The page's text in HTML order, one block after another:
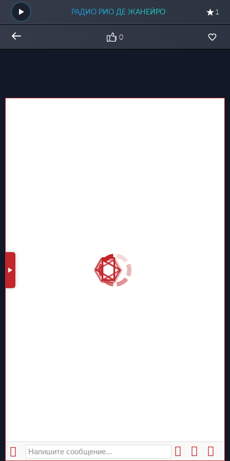
РАДИО РИО ДЕ ЖАНЕЙРО 1
0